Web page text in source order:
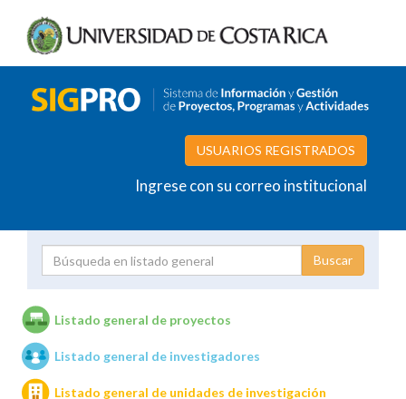
USUARIOS REGISTRADOS
Ingrese con su correo institucional
Unidades de investigación
Listado general de proyectos
Listado general de investigadores
Listado general de unidades de investigación